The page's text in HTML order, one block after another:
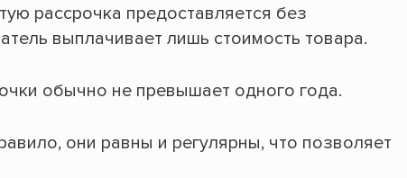
рассрочка предоставляется без
выплачивает лишь стоимость товара.
обычно не превышает одного года.
они равны и регулярны, что позволяет